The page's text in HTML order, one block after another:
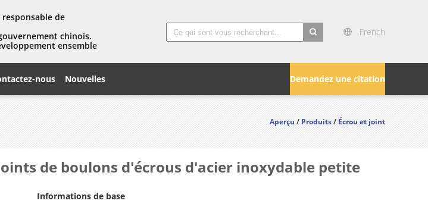
responsable de
gouvernement chinois.
ensemble
French
Demandez une citation
nous Nouvelles
Aperçu/Produits/Écrou et joint
de boulons d'écrous d'acier inoxydable petite
Informations de base